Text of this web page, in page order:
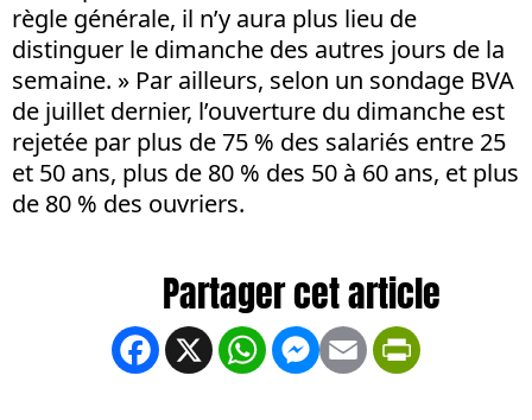
règle générale, il n’y aura plus lieu de
distinguer le dimanche des autres jours de la
semaine. » Par ailleurs, selon un sondage BVA
de juillet dernier, l’ouverture du dimanche est
rejetée par plus de 75 % des salariés entre 25
et 50 ans, plus de 80 % des 50 à 60 ans, et plus
de 80 % des ouvriers.
Facebook
X WhatsApp
Messenger
Email